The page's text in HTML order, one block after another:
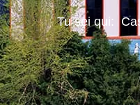
Tu sei qui: